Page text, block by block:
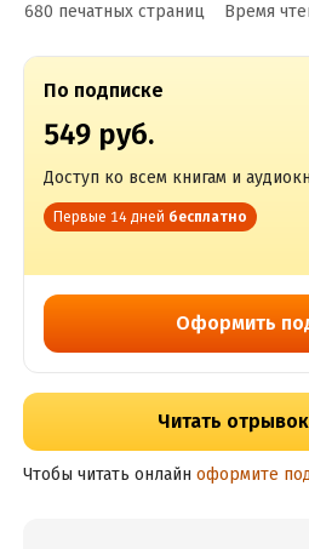
680 печатных страниц Время
По подписке
549 руб.
Доступ ко всем книгам и
Первые 14 дней бесплатно
Оформить
Читать отрывок
Чтобы читать онлайн оформите